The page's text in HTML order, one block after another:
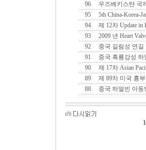
96
우즈베키스탄 국
95
5th China-Korea-
94
제 12차 Update in
93
2009 년 Heart
92
중국 길림성 연
91
중국 흑룡강성
90
제 17차 Asian
89
제 89차 미국 흉
88
중국 하얼빈 아
1